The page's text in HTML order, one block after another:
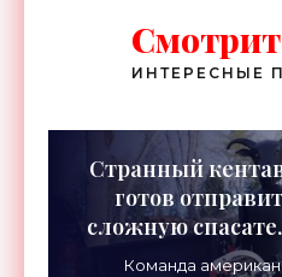
ИНТЕРЕСНЫЕ
Странный
готов
сложную
Команда